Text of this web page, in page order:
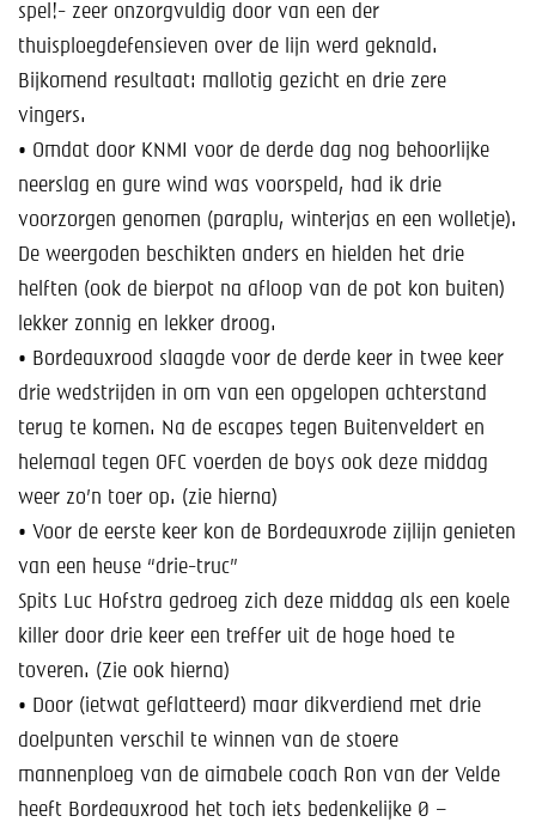
spel!- zeer onzorgvuldig door van een der
thuisploegdefensieven over de lijn werd geknald.
Bijkomend resultaat: mallotig gezicht en drie zere
vingers.
• Omdat door KNMI voor de derde dag nog behoorlijke
neerslag en gure wind was voorspeld, had ik drie
voorzorgen genomen (paraplu, winterjas en een wolletje).
De weergoden beschikten anders en hielden het drie
helften (ook de bierpot na afloop van de pot kon buiten)
lekker zonnig en lekker droog.
• Bordeauxrood slaagde voor de derde keer in twee keer
drie wedstrijden in om van een opgelopen achterstand
terug te komen. Na de escapes tegen Buitenveldert en
helemaal tegen OFC voerden de boys ook deze middag
weer zo’n toer op. (zie hierna)
• Voor de eerste keer kon de Bordeauxrode zijlijn genieten
van een heuse “drie-truc”
Spits Luc Hofstra gedroeg zich deze middag als een koele
killer door drie keer een treffer uit de hoge hoed te
toveren. (Zie ook hierna)
• Door (ietwat geflatteerd) maar dikverdiend met drie
doelpunten verschil te winnen van de stoere
mannenploeg van de aimabele coach Ron van der Velde
heeft Bordeauxrood het toch iets bedenkelijke 0 –